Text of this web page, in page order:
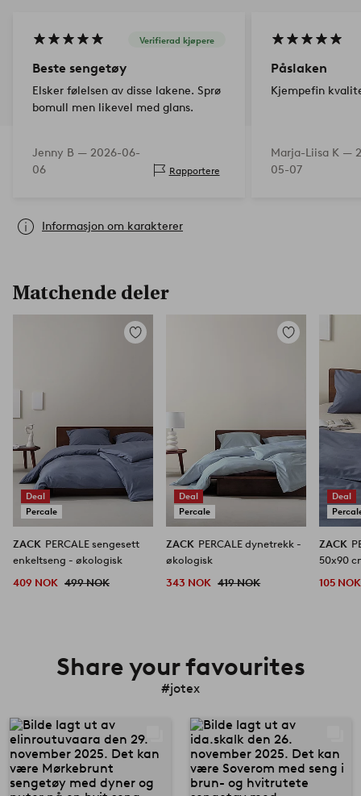
Verifierad kjøpere
Beste sengetøy
Elsker følelsen av disse lakene. Sprø
bomull men likevel med glans.
Jenny B — 2026-06-
06
Rapportere
Påslaken
Kjempefin
Marja-Liisa K —
05-07
Informasjon om karakterer
Matchende deler
Deal
Percale
Legg
ZACK PERCALE sengesett
enkeltseng - økologisk
409 NOK 499 NOK
Deal
Percale
Legg
ZACK PERCALE dynetrekk -
økologisk
343 NOK 419 NOK
Deal
ZACK
50x90
105 NOK
Share your favourites
#jotex